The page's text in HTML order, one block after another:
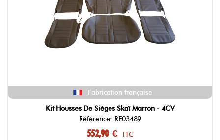
Fabrication française
Kit Housses De Sièges Skaï Marron - 4CV
Référence: RE03489
552,90 € TTC